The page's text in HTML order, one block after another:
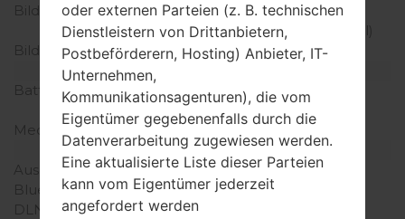
Bildschirmerweiterung
480 x 800 Pixel (~233
Dichte der Pixel pro Zoll)
Bildschirmfarben
16M Farben
Batterie und Tastatur
Batteriekapazität
entfernbar Li-Ion 2460
mAh
Mechanische Tastatur
-
Interfaces
Ausgabe für Audio
3.5mm jack
Bluetooth
Version 4.0, A2DP
DLNA
oder externen Parteien (z. B. technischen
Dienstleistern von Drittanbietern,
Postbeförderern, Hosting) Anbieter, IT-
Unternehmen,
Kommunikationsagenturen), die vom
Eigentümer gegebenenfalls durch die
Datenverarbeitung zugewiesen werden.
Eine aktualisierte Liste dieser Parteien
kann vom Eigentümer jederzeit
angefordert werden